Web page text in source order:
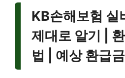
KB손해보험 실
제대로 알기 |
법 | 예상 환급